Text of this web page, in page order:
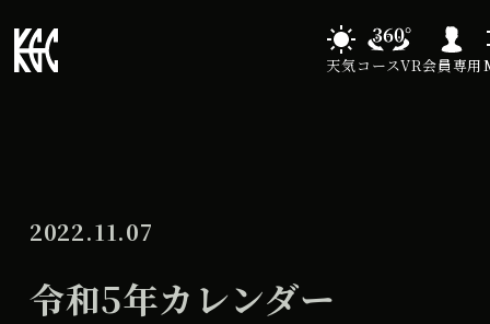
天気コースVR会員専用
2022.11.07
令和5年カレンダー